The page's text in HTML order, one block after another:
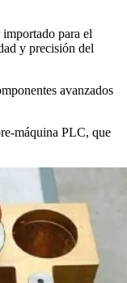
para el
y precisión del
avanzados
máquina PLC, que